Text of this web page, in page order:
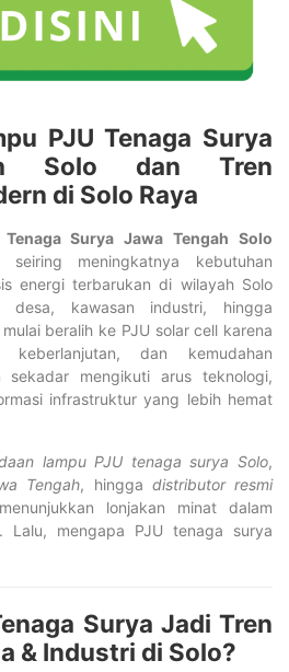
PJU Tenaga Surya
Solo dan Tren
di Solo Raya
Surya Jawa Tengah Solo
meningkatnya kebutuhan
energi terbarukan di wilayah Solo
desa, kawasan industri, hingga
beralih ke PJU solar cell karena
keberlanjutan, dan kemudahan
mengikuti arus teknologi,
infrastruktur yang lebih hemat
lampu PJU tenaga surya Solo,
Tengah, hingga distributor resmi
lonjakan minat dalam
Lalu, mengapa PJU tenaga surya
Surya Jadi Tren
& Industri di Solo?